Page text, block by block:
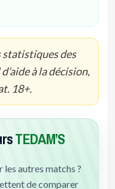
statistiques des
à la décision,
18+.
TEDAM’S
autres matchs ?
de comparer